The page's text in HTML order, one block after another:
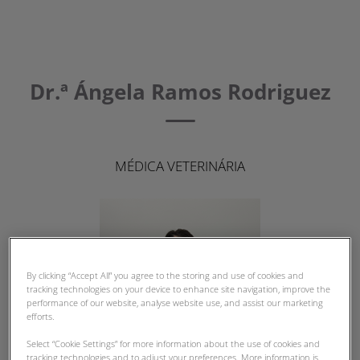
Dr.ª Ángela Ramos Rodriguez
MÉDICA VETERINÁRIA
By clicking “Accept All” you agree to the storing and use of cookies and
tracking technologies on your device to enhance site navigation, improve the
performance of our website, analyse website use, and assist our marketing
efforts.
Select “Cookie Settings” for more information about the use of cookies and